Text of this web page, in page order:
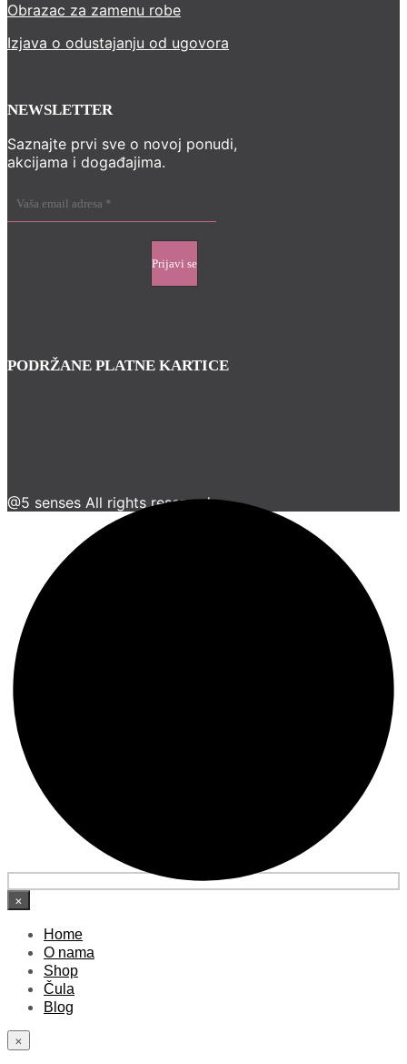
Obrazac za zamenu robe
Izjava o odustajanju od ugovora
NEWSLETTER
Saznajte prvi sve o novoj ponudi,
akcijama i događajima.
PODRŽANE PLATNE KARTICE
@5 senses All rights reserved
×
Home
O nama
Shop
Čula
Blog
×